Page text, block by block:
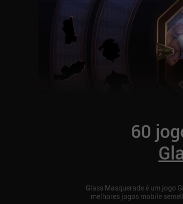
60
Glass Masquerade é um jogo
melhores jogos mobile